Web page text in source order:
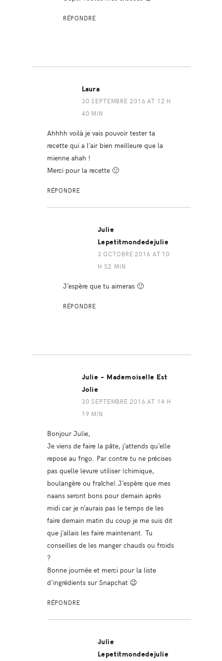
RÉPONDRE
Laura
30 SEPTEMBRE 2016 AT 12 H
40 MIN
Ahhhh voilà je vais pouvoir tester ta
recette qui a l’air bien meilleure que la
mienne ahah !
Merci pour la recette 🙂
RÉPONDRE
Julie
Lepetitmondedejulie
3 OCTOBRE 2016 AT 10
H 52 MIN
J’espère que tu aimeras 🙂
RÉPONDRE
Julie - Mademoiselle Est
Jolie
30 SEPTEMBRE 2016 AT 14 H
19 MIN
Bonjour Julie,
Je viens de faire la pâte, j’attends qu’elle
repose au frigo. Par contre tu ne précises
pas quelle levure utiliser (chimique,
boulangère ou fraîche).J’espère que mes
naans seront bons pour demain après
midi car je n’aurais pas le temps de les
faire demain matin du coup je me suis dit
que j’allais les faire maintenant. Tu
conseilles de les manger chauds ou froids
?
Bonne journée et merci pour la liste
d’ingrédients sur Snapchat 😉
RÉPONDRE
Julie
Lepetitmondedejulie